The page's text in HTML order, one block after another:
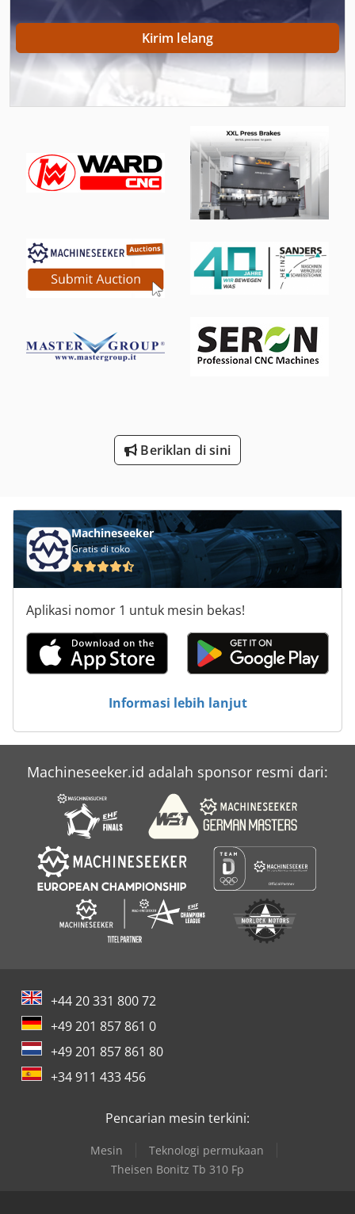
Gunting Plat
Idx 23
Limbah Ban
Mesin Es
Pengelasan Sel
Profil Gunting
Tanda Tangan
Kirim lelang
Beriklan di sini
Machineseeker
Gratis di toko
Aplikasi nomor 1 untuk mesin bekas!
Informasi lebih lanjut
Machineseeker.id adalah sponsor resmi dari:
+44 20 331 800 72
+49 201 857 861 0
+49 201 857 861 80
+34 911 433 456
Pencarian mesin terkini:
Mesin
Teknologi permukaan
Theisen Bonitz Tb 310 Fp